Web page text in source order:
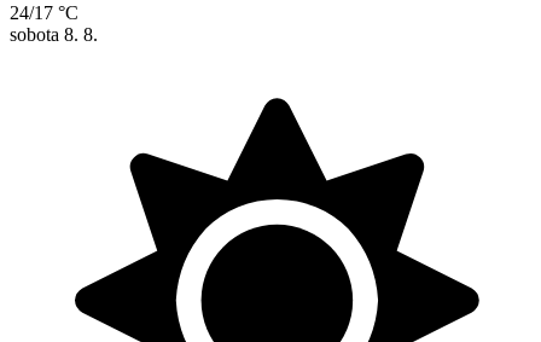
24/17 °C
sobota 8. 8.